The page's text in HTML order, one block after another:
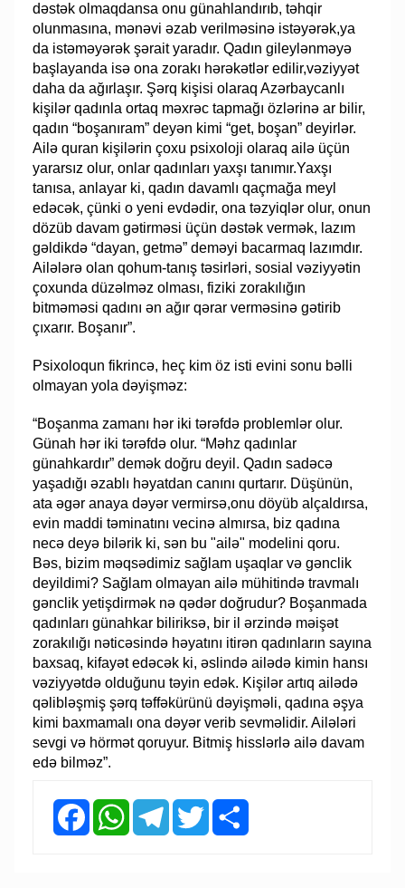
dəstək olmaqdansa onu günahlandırıb, təhqir
olunmasına, mənəvi əzab verilməsinə istəyərək,ya
da istəməyərək şərait yaradır. Qadın gileylənməyə
başlayanda isə ona zorakı hərəkətlər edilir,vəziyyət
daha da ağırlaşır. Şərq kişisi olaraq Azərbaycanlı
kişilər qadınla ortaq məxrəc tapmağı özlərinə ar bilir,
qadın “boşanıram” deyən kimi “get, boşan” deyirlər.
Ailə quran kişilərin çoxu psixoloji olaraq ailə üçün
yararsız olur, onlar qadınları yaxşı tanımır.Yaxşı
tanısa, anlayar ki, qadın davamlı qaçmağa meyl
edəcək, çünki o yeni evdədir, ona təzyiqlər olur, onun
dözüb davam gətirməsi üçün dəstək vermək, lazım
gəldikdə “dayan, getmə” deməyi bacarmaq lazımdır.
Ailələrə olan qohum-tanış təsirləri, sosial vəziyyətin
çoxunda düzəlməz olması, fiziki zorakılığın
bitməməsi qadını ən ağır qərar verməsinə gətirib
çıxarır. Boşanır”.
Psixoloqun fikrincə, heç kim öz isti evini sonu bəlli
olmayan yola dəyişməz:
“Boşanma zamanı hər iki tərəfdə problemlər olur.
Günah hər iki tərəfdə olur. “Məhz qadınlar
günahkardır” demək doğru deyil. Qadın sadəcə
yaşadığı əzablı həyatdan canını qurtarır. Düşünün,
ata əgər anaya dəyər vermirsə,onu döyüb alçaldırsa,
evin maddi təminatını vecinə almırsa, biz qadına
necə deyə bilərik ki, sən bu "ailə" modelini qoru.
Bəs, bizim məqsədimiz sağlam uşaqlar və gənclik
deyildimi? Sağlam olmayan ailə mühitində travmalı
gənclik yetişdirmək nə qədər doğrudur? Boşanmada
qadınları günahkar biliriksə, bir il ərzində məişət
zorakılığı nəticəsində həyatını itirən qadınların sayına
baxsaq, kifayət edəcək ki, əslində ailədə kimin hansı
vəziyyətdə olduğunu təyin edək. Kişilər artıq ailədə
qəlibləşmiş şərq təffəkürünü dəyişməli, qadına əşya
kimi baxmamalı ona dəyər verib sevməlidir. Ailələri
sevgi və hörmət qoruyur. Bitmiş hisslərlə ailə davam
edə bilməz”.
FacebookWhatsAppTelegramTwitter